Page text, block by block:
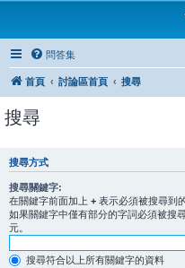
問答集
首頁 討論區首頁 搜尋
搜尋
搜尋方式
搜尋關鍵字:
在關鍵字前面加上 + 表示必須被搜尋到
如果關鍵字中僅有部分的字詞必須被搜
元。
搜尋符合以上所有關鍵字的資料